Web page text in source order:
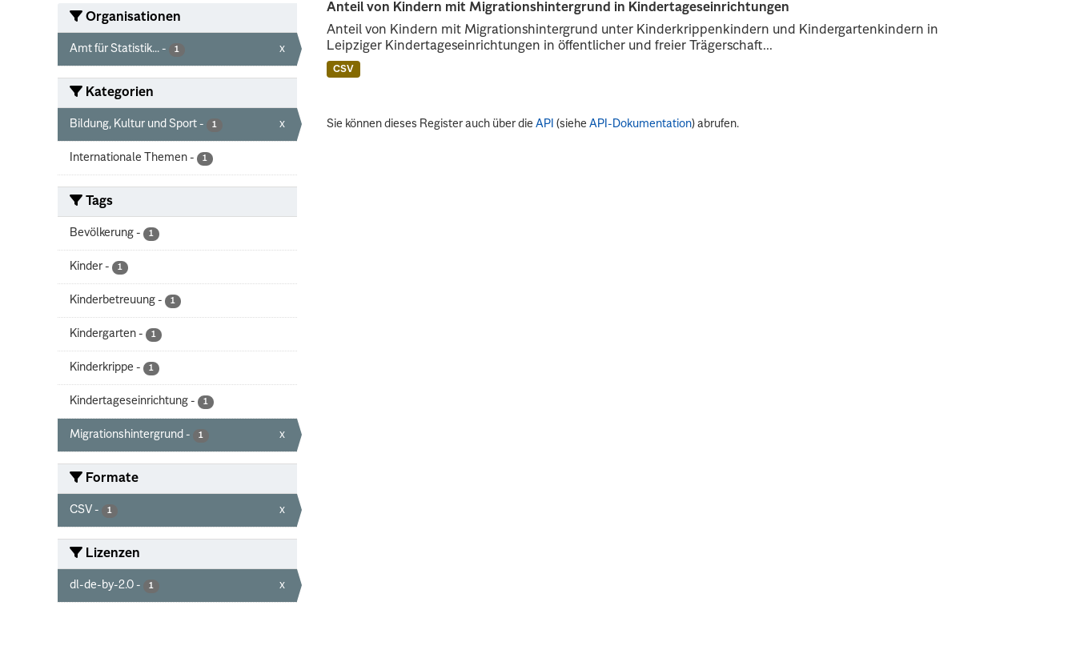
Organisationen
Amt für Statistik... - 1 x
Kategorien
Bildung, Kultur und Sport - 1 x
Internationale Themen - 1
Tags
Bevölkerung - 1
Kinder - 1
Kinderbetreuung - 1
Kindergarten - 1
Kinderkrippe - 1
Kindertageseinrichtung - 1
Migrationshintergrund - 1 x
Formate
CSV - 1 x
Lizenzen
dl-de-by-2.0 - 1 x
Anteil von Kindern mit Migrationshintergrund in Kindertageseinrichtungen
Anteil von Kindern mit Migrationshintergrund unter Kinderkrippenkindern und Kindergartenkindern in
Leipziger Kindertageseinrichtungen in öffentlicher und freier Trägerschaft...
CSV
Sie können dieses Register auch über dieAPI (sieheAPI-Dokumentation) abrufen.